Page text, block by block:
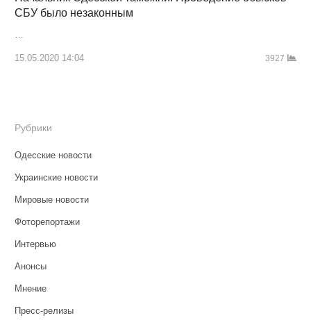
СБУ было незаконным
15.05.2020 14:04 3927
Рубрики
Одесские новости
Украинские новости
Мировые новости
Фоторепортажи
Интервью
Анонсы
Мнение
Пресс-релизы